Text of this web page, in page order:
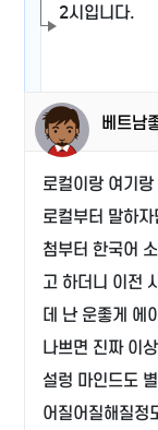
2시입니다.
베트남
로컬이랑 여기
로컬부터 말하
첨부터 한국어
고 하더니 이전
데 난 운좋게 에
나쁘면 진짜 이
설렁 마인드도
어질어질해질정